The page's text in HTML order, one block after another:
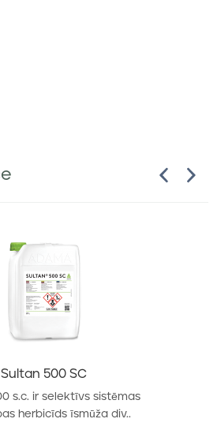
Sultan 500 SC
s.c. ir selektīvs sistēmas
herbicīds īsmūža div..